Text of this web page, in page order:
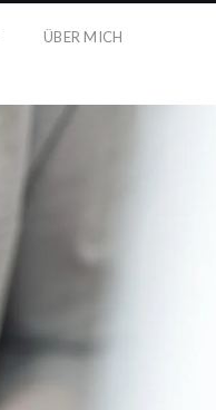
ÜBER MICH